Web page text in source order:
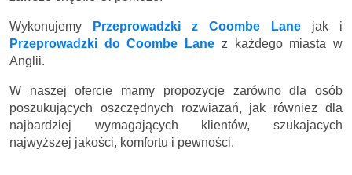
Wykonujemy Przeprowadzki z Coombe Lane jak i
Przeprowadzki do Coombe Lane z każdego miasta w
Anglii.
W naszej ofercie mamy propozycje zarówno dla osób
poszukujących oszczędnych rozwiazań, jak równiez dla
najbardziej wymagających klientów, szukajacych
najwyższej jakości, komfortu i pewności.